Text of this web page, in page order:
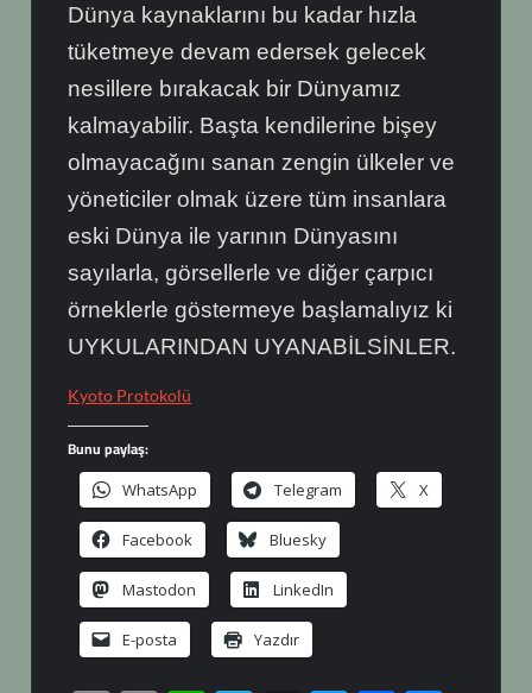
Dünya kaynaklarını bu kadar hızla
tüketmeye devam edersek gelecek
nesillere bırakacak bir Dünyamız
kalmayabilir. Başta kendilerine bişey
olmayacağını sanan zengin ülkeler ve
yöneticiler olmak üzere tüm insanlara
eski Dünya ile yarının Dünyasını
sayılarla, görsellerle ve diğer çarpıcı
örneklerle göstermeye başlamalıyız ki
UYKULARINDAN UYANABİLSİNLER.
Kyoto Protokolü
Bunu paylaş:
WhatsApp Telegram X
Facebook Bluesky
Mastodon LinkedIn
E-posta Yazdır